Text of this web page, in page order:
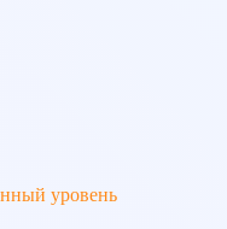
уровень